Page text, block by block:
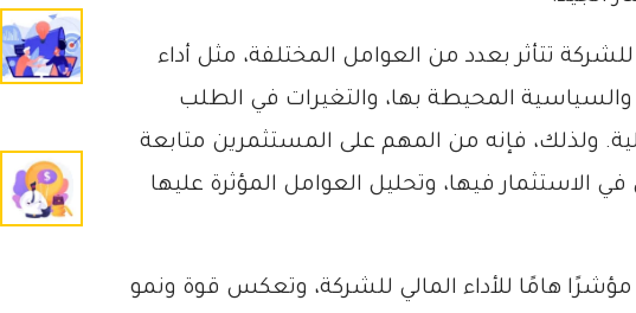
تتأثر بعدد من العوامل المختلفة، مثل أداء
المحيطة بها، والتغيرات في الطلب
ولذلك، فإنه من المهم على المستثمرين متابعة
الاستثمار فيها، وتحليل العوامل المؤثرة عليها
هامًا للأداء المالي للشركة، وتعكس قوة ونمو